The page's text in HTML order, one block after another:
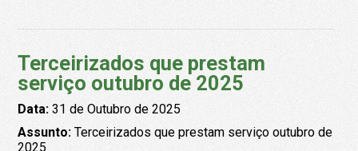
Terceirizados que prestam
serviço outubro de 2025
Data:31 de Outubro de 2025
Assunto:Terceirizados que prestam serviço outubro de
2025